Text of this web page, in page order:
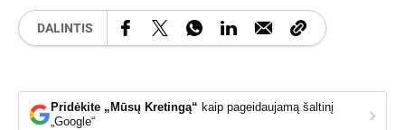
DALINTIS
Pridėkite „Mūsų Kretingą“ kaip pageidaujamą šaltinį
„Google“
›